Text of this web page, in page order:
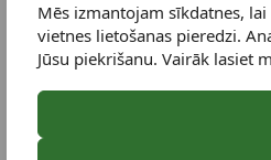
Mēs izmantojam sīkdatnes,
vietnes lietošanas pieredzi.
Jūsu piekrišanu. Vairāk lasiet